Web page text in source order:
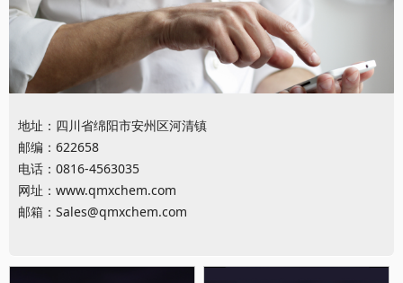
地址：四川省绵阳市安州区河清镇
邮编：622658
电话：0816-4563035
网址： www.qmxchem.com
邮箱： Sales@qmxchem.com